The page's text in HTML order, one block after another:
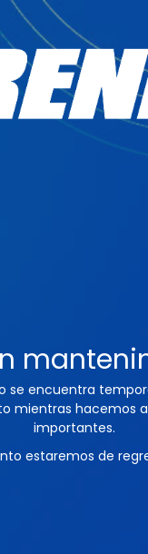
se encuentra
mientras hacemos
importantes.
estaremos de